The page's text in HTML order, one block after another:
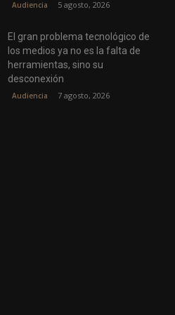
Audiencia 5 agosto, 2026
El gran problema tecnológico de
los medios ya no es la falta de
herramientas, sino su
desconexión
Audiencia 7 agosto, 2026